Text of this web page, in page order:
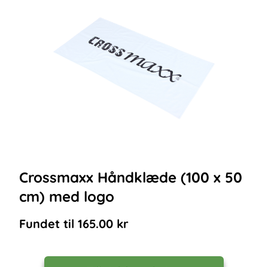
Crossmaxx Håndklæde (100 x 50
cm) med logo
Fundet til 165.00 kr